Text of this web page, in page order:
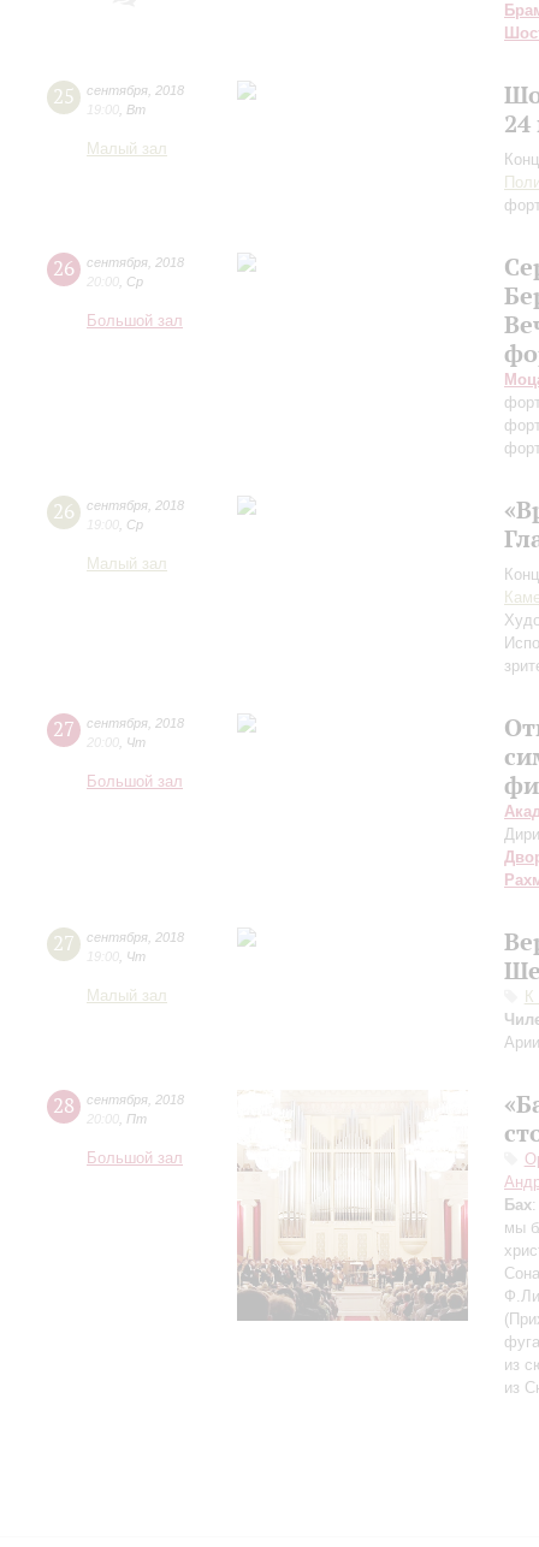
25 сентября 2018
19:00 Вт
Малый зал
26 сентября 2018
20:00 Ср
Большой зал
26 сентября 2018
19:00 Ср
Малый зал
27 сентября 2018
20:00 Чт
Большой зал
27 сентября 2018
19:00 Чт
Малый зал
28 сентября 2018
20:00 Пт
Большой зал
Бах
мы
из
из